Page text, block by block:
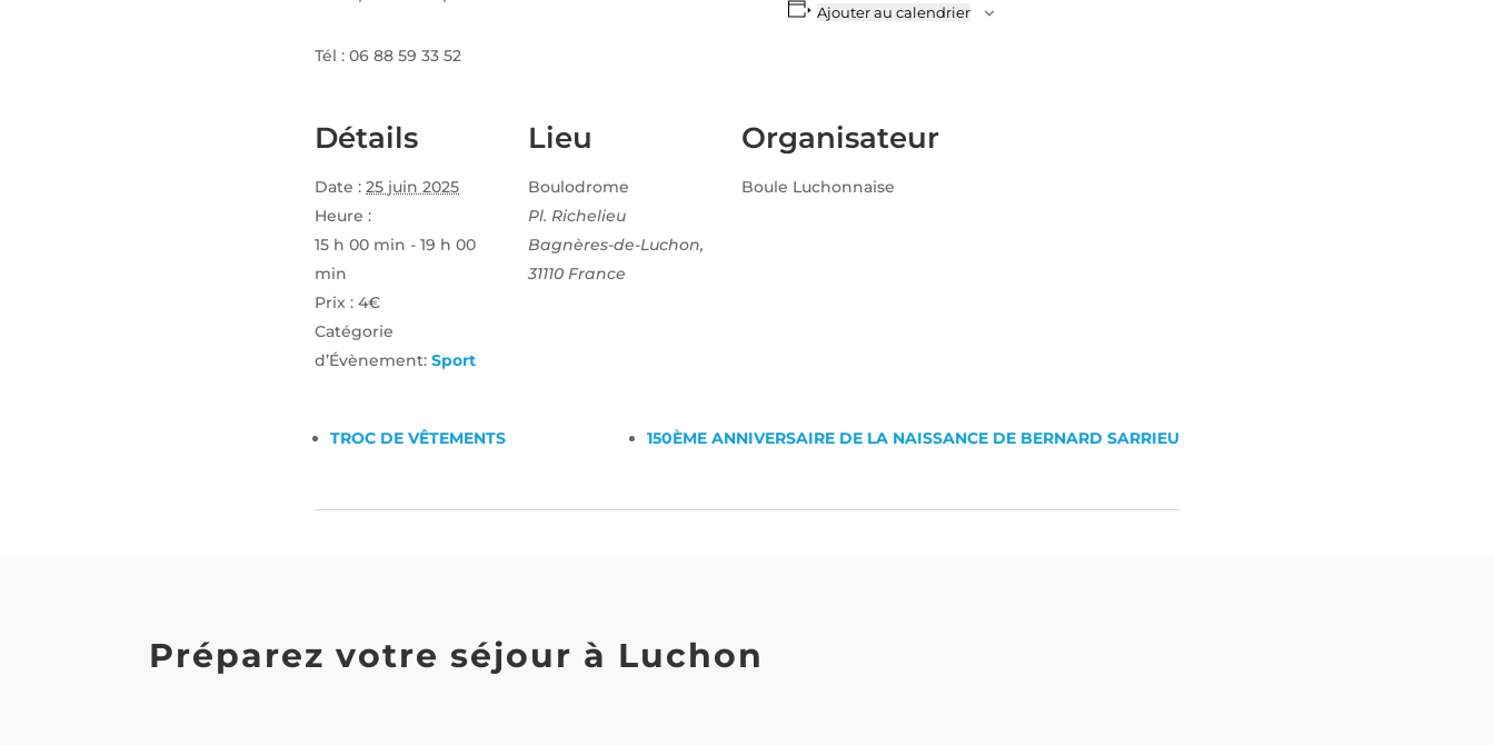
Tél : 06 88 59 33 52
Ajouter au calendrier
Détails
Date : 25 juin 2025
Heure :
15 h 00 min - 19 h 00
min
Prix : 4€
Catégorie
d’Évènement: Sport
Lieu
Boulodrome
Pl. Richelieu
Bagnères-de-Luchon,
31110 France
Organisateur
Boule Luchonnaise
TROC DE VÊTEMENTS 150ÈME ANNIVERSAIRE DE LA NAISSANCE DE BERNARD SARRIEU
Préparez votre séjour à Luchon